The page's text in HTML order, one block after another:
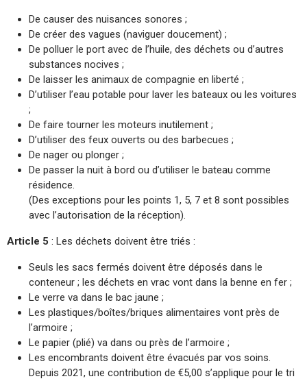
De causer des nuisances sonores ;
De créer des vagues (naviguer doucement) ;
De polluer le port avec de l’huile, des déchets ou d’autres
substances nocives ;
De laisser les animaux de compagnie en liberté ;
D’utiliser l’eau potable pour laver les bateaux ou les voitures
;
De faire tourner les moteurs inutilement ;
D’utiliser des feux ouverts ou des barbecues ;
De nager ou plonger ;
De passer la nuit à bord ou d’utiliser le bateau comme
résidence.
(Des exceptions pour les points 1, 5, 7 et 8 sont possibles
avec l’autorisation de la réception).
Article 5 : Les déchets doivent être triés :
Seuls les sacs fermés doivent être déposés dans le
conteneur ; les déchets en vrac vont dans la benne en fer ;
Le verre va dans le bac jaune ;
Les plastiques/boîtes/briques alimentaires vont près de
l’armoire ;
Le papier (plié) va dans ou près de l’armoire ;
Les encombrants doivent être évacués par vos soins.
Depuis 2021, une contribution de €5,00 s’applique pour le tri